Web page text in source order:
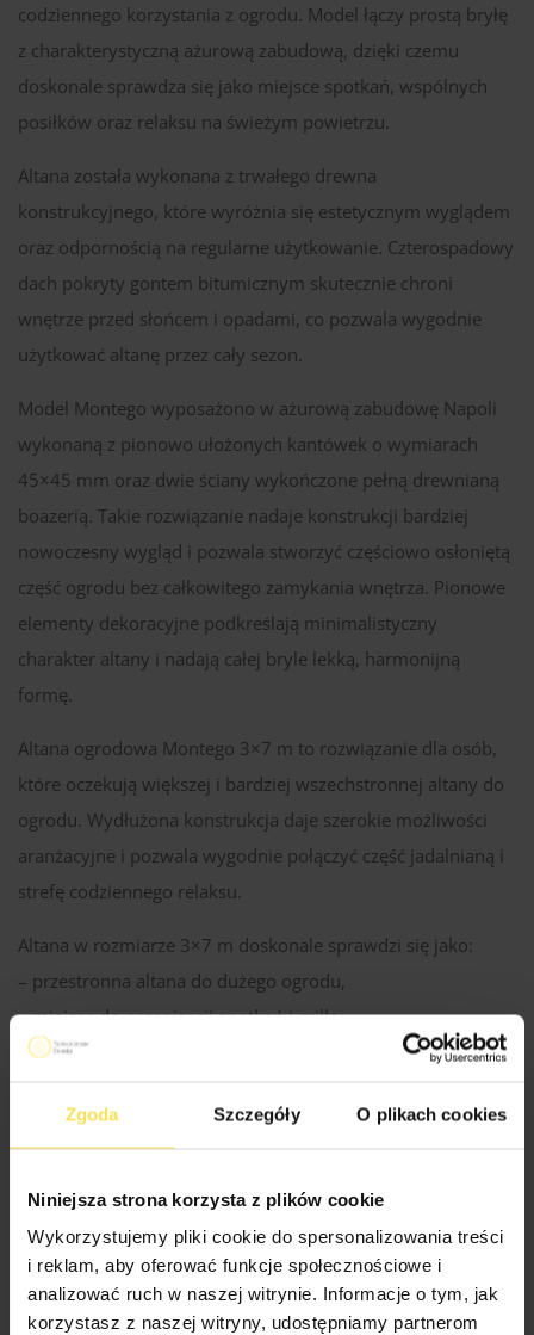
Zgoda Szczegóły O plikach cookies
Niniejsza strona korzysta z plików cookie
Wykorzystujemy pliki cookie do spersonalizowania treści
i reklam, aby oferować funkcje społecznościowe i
analizować ruch w naszej witrynie. Informacje o tym, jak
korzystasz z naszej witryny, udostępniamy partnerom
codziennego korzystania z ogrodu. Model łączy prostą bryłę
z charakterystyczną ażurową zabudową, dzięki czemu
doskonale sprawdza się jako miejsce spotkań, wspólnych
posiłków oraz relaksu na świeżym powietrzu.
Altana została wykonana z trwałego drewna
konstrukcyjnego, które wyróżnia się estetycznym wyglądem
oraz odpornością na regularne użytkowanie. Czterospadowy
dach pokryty gontem bitumicznym skutecznie chroni
wnętrze przed słońcem i opadami, co pozwala wygodnie
użytkować altanę przez cały sezon.
Model Montego wyposażono w ażurową zabudowę Napoli
wykonaną z pionowo ułożonych kantówek o wymiarach
45×45 mm oraz dwie ściany wykończone pełną drewnianą
boazerią. Takie rozwiązanie nadaje konstrukcji bardziej
nowoczesny wygląd i pozwala stworzyć częściowo osłoniętą
część ogrodu bez całkowitego zamykania wnętrza. Pionowe
elementy dekoracyjne podkreślają minimalistyczny
charakter altany i nadają całej bryle lekką, harmonijną
formę.
Altana ogrodowa Montego 3×7 m to rozwiązanie dla osób,
które oczekują większej i bardziej wszechstronnej altany do
ogrodu. Wydłużona konstrukcja daje szerokie możliwości
aranżacyjne i pozwala wygodnie połączyć część jadalnianą i
strefę codziennego relaksu.
Altana w rozmiarze 3×7 m doskonale sprawdzi się jako:
– przestronna altana do dużego ogrodu,
– miejsce do organizacji spotkań i grilla,
– letnia jadalnia,
Montego efektownie dopełnia przestrzeń przy domu i
wspólnemu spędzaniu czasu.
Specyfikacja Techniczna Altan